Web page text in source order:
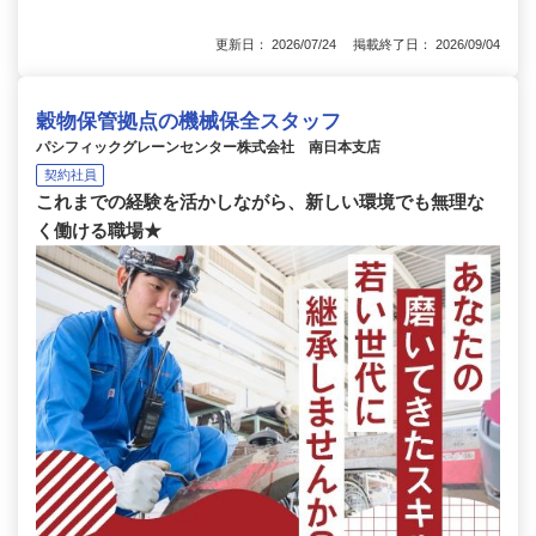
更新日： 2026/07/24 掲載終了日： 2026/09/04
穀物保管拠点の機械保全スタッフ
パシフィックグレーンセンター株式会社 南日本支店
契約社員
これまでの経験を活かしながら、新しい環境でも無理な
く働ける職場★